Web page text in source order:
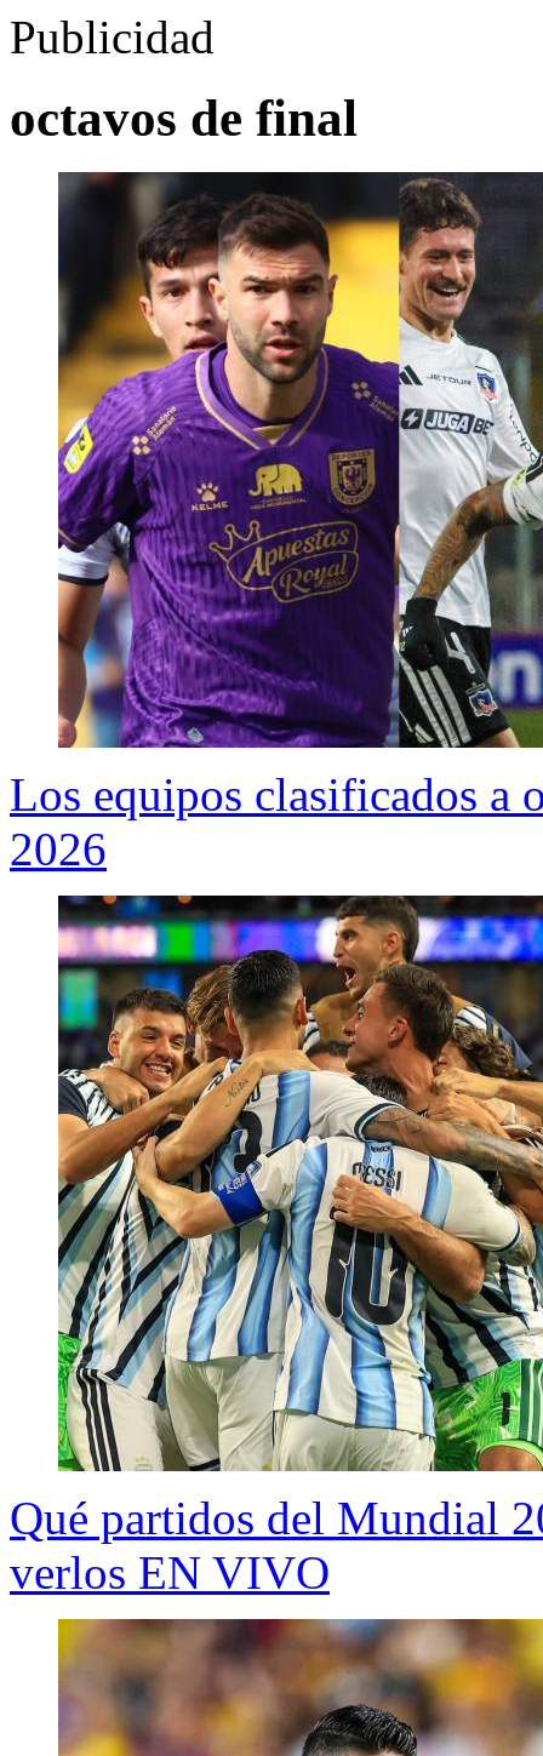
Publicidad
octavos de final
Los equipos clasificados a
2026
Qué partidos del Mundial
verlos EN VIVO